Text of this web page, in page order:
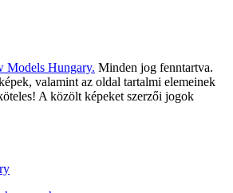
Models Hungary. Minden jog fenntartva.
valamint az oldal tartalmi elemeinek
A közölt képeket szerzői jogok